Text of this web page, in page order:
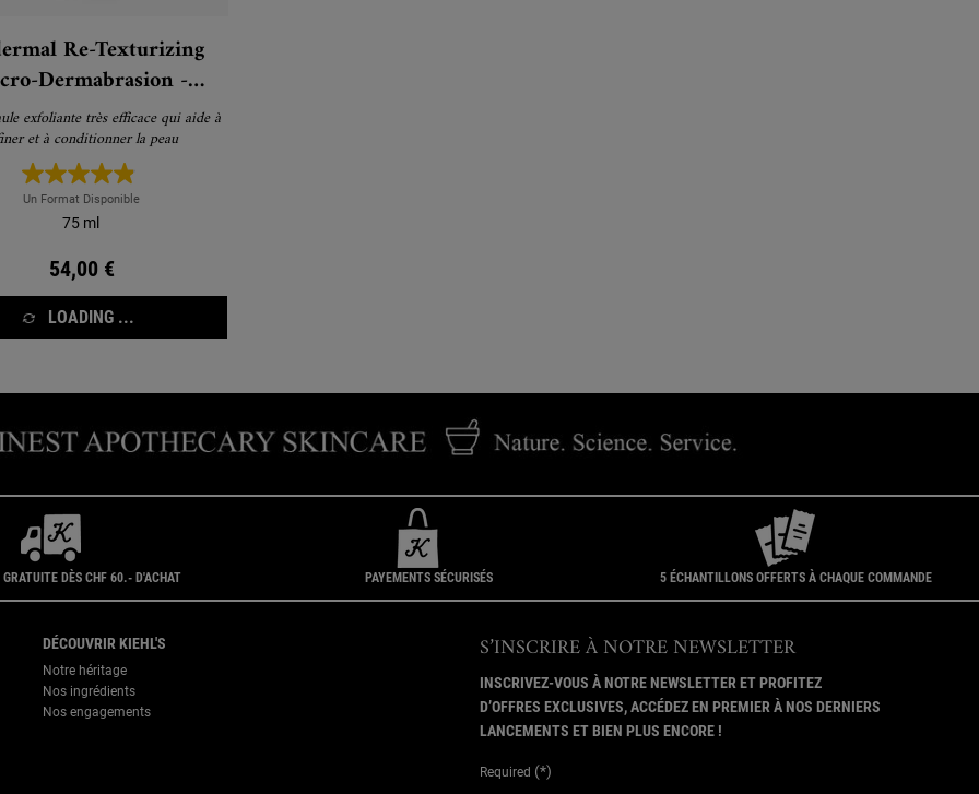
Re-Texturizing
Dermabrasion -
Exfoliant visage
exfoliante très efficace qui aide à
et à conditionner la peau
Un Format Disponible
75 ml
54,00 €
LOADING ...
DÈS CHF 60.- D'ACHAT PAYEMENTS SÉCURISÉS 5 ÉCHANTILLONS OFFERTS À CHAQUE COMMANDE
DÉCOUVRIR KIEHL'S
Notre héritage
Nos ingrédients
Nos engagements
S’INSCRIRE À NOTRE NEWSLETTER
INSCRIVEZ-VOUS À NOTRE NEWSLETTER ET PROFITEZ
D’OFFRES EXCLUSIVES, ACCÉDEZ EN PREMIER À NOS DERNIERS
LANCEMENTS ET BIEN PLUS ENCORE !
Required (*)